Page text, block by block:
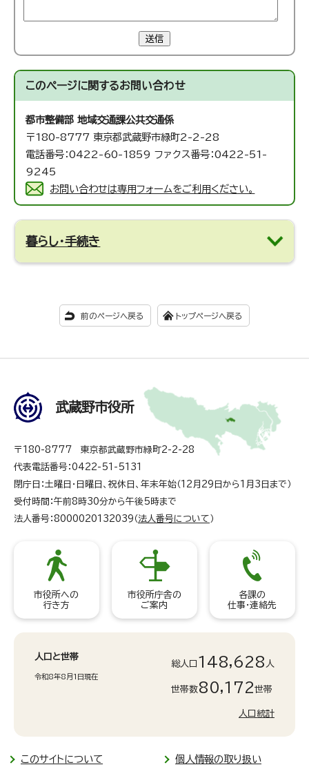
送信
このページに関するお問い合わせ
都市整備部 地域交通課公共交通係
〒180-8777 東京都武蔵野市緑町2-2-28
電話番号：0422-60-1859 ファクス番号：0422-51-
9245
お問い合わせは専用フォームをご利用ください。
暮らし・手続き
前のページへ戻る トップページへ戻る
武蔵野市役所
〒180-8777 東京都武蔵野市緑町2-2-28
代表電話番号：0422-51-5131
閉庁日：土曜日・日曜日、祝休日、年末年始（12月29日から1月3日まで）
受付時間：午前8時30分から午後5時まで
法人番号：8000020132039（法人番号について ）
市役所への
行き方
市役所庁舎の
ご案内
各課の
仕事・連絡先
人口と世帯
令和8年8月1日現在
総人口 148,628 人
世帯数80,172世帯
人口統計
このサイトについて 個人情報の取り扱い